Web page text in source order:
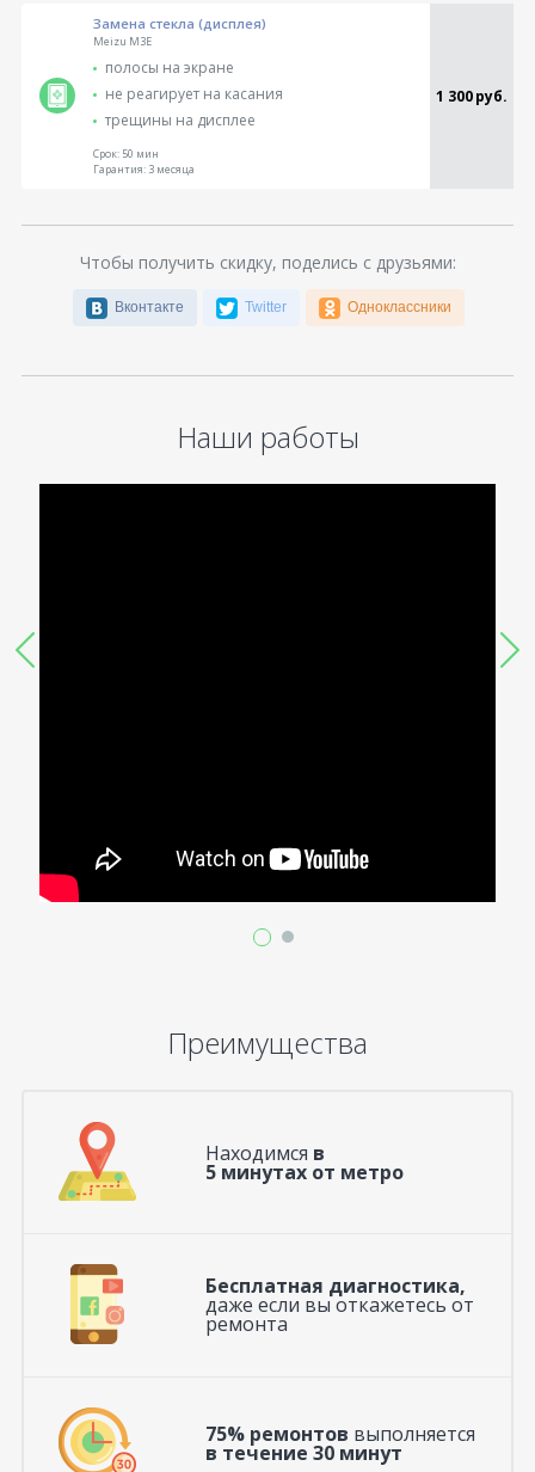
Замена стекла (дисплея)
Meizu M3E
полосы на экране
не реагирует на касания
трещины на дисплее
1 300 руб.
Срок:50 мин
Гарантия:3 месяца
Чтобы получить скидку, поделись с друзьями:
Вконтакте Twitter Одноклассники
Наши работы
Преимущества
Находимся в
5 минутах от метро
Бесплатная диагностика,
даже если вы откажетесь от
ремонта
75% ремонтов выполняется
в течение 30 минут